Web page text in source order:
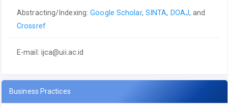
Abstracting/Indexing:Google Scholar, SINTA, DOAJ, and
Crossref
E-mail: ijca@uii.ac.id
Business Practices